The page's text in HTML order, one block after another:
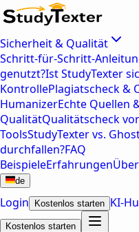
Sicherheit & Qualität
Schritt-für-Schritt-
genutzt?Ist StudyTexter
KontrollePlagiatscheck &
HumanizerEchte Quellen
QualitätQualitätscheck
ToolsStudyTexter vs.
durchfallen?FAQ
BeispieleErfahrungen
de
Login Kostenlos starten KI-
Kostenlos starten